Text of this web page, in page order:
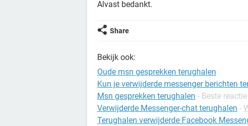
Alvast bedankt.
Share
Bekijk ook:
Oude msn gesprekken terughalen
Kun je verwijderde messenger berichten
Msn gesprekken terughalen - Beste reactie
Verwijderde Messenger-chat terughalen -
Terughalen verwijderde Facebook